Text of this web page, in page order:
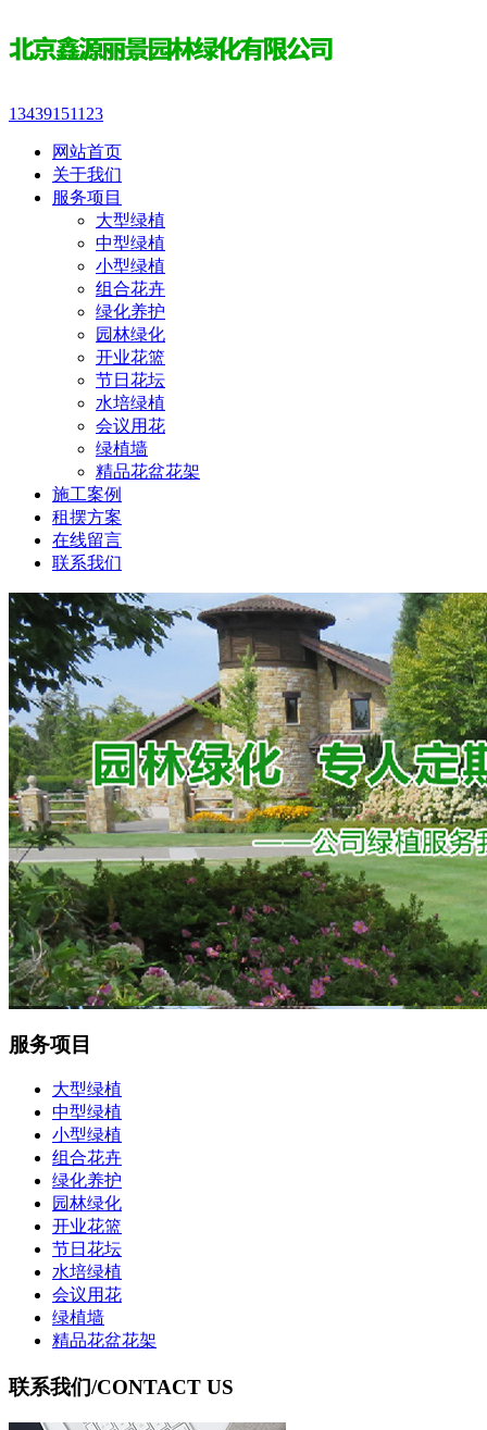
13439151123
网站首页
关于我们
服务项目
大型绿植
中型绿植
小型绿植
组合花卉
绿化养护
园林绿化
开业花篮
节日花坛
水培绿植
会议用花
绿植墙
精品花盆花架
施工案例
租摆方案
在线留言
联系我们
服务项目
大型绿植
中型绿植
小型绿植
组合花卉
绿化养护
园林绿化
开业花篮
节日花坛
水培绿植
会议用花
绿植墙
精品花盆花架
联系我们/CONTACT US